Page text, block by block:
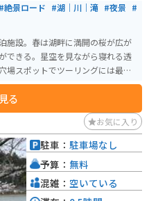
#絶景ロード #湖｜川｜滝 #夜景 #
施設。春は湖畔に満開の桜が広が
できる。星空を見ながら寝れる透
場スポットでツーリングには最高
る
お気に入り
駐車： 駐車場なし
予算： 無料
混雑： 空いている